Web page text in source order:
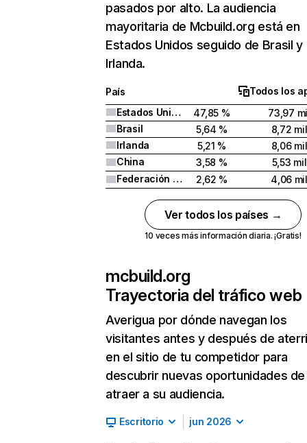
pasados por alto. La audiencia
mayoritaria de Mcbuild.org está en
Estados Unidos seguido de Brasil y
Irlanda.
País
Todos los
Estados Unidos
47,85 %
73,97
Brasil
5,64 %
8,72 mil
Irlanda
5,21 %
8,06 mil
China
3,58 %
5,53 mil
Federación Rusa
2,62 % 4,06 mil
Ver todos los países →
10 veces más información diaria. ¡Gratis!
mcbuild.org
Trayectoria del tráfico web
Averigua por dónde navegan los
visitantes antes y después de
en el sitio de tu competidor para
descubrir nuevas oportunidades de
atraer a su audiencia.
Escritorio jun 2026